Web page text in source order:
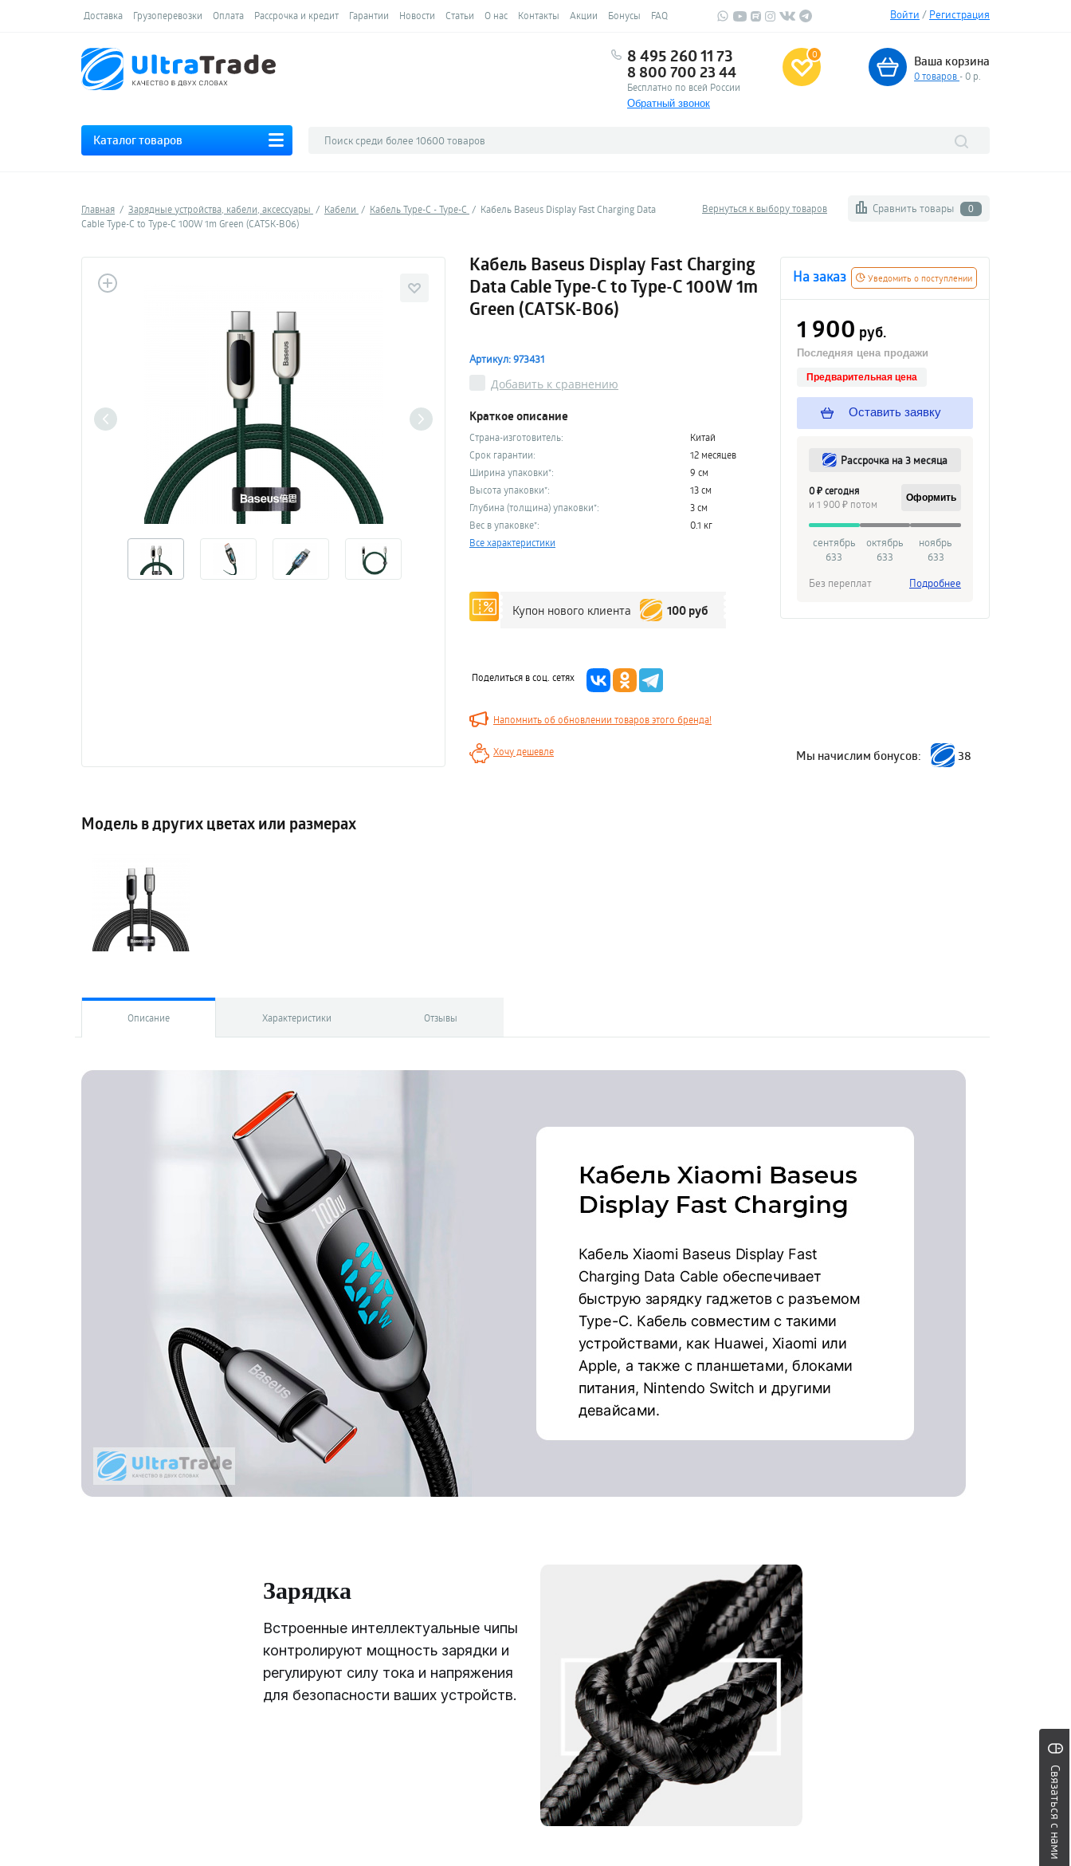
Связаться с нами
Доставка Грузоперевозки Оплата Рассрочка и кредит Гарантии Новости Статьи О нас Контакты Акции Бонусы FAQ Войти / Регистрация
8 495 260 11 73
8 800 700 23 44
Бесплатно по всей России
Обратный звонок
0 Ваша корзина
0товаров - 0 р.
Каталог товаров
Вернуться к выбору товаров Сравнить товары 0
Главная Зарядные устройства, кабели, аксессуары Кабели Кабель Type-C - Type-C
Кабель Baseus Display Fast Charging Data
Cable Type-C to Type-C 100W 1m Green (CATSK-B06)
Кабель Baseus Display Fast Charging
Data Cable Type-C to Type-C 100W 1m
Green (CATSK-B06)
Артикул: 973431
Добавить к сравнению
Краткое описание
Страна-изготовитель:
Китай
Срок гарантии:
12 месяцев
Ширина упаковки*:
9 см
Высота упаковки*:
13 см
Глубина (толщина) упаковки*:
3 см
Вес в упаковке*:
0.1 кг
Все характеристики
Купон нового клиента 100 руб
Поделиться в соц. сетях
Напомнить об обновлении товаров этого бренда!
Хочу дешевле
Уведомить о поступлении
На заказ
1 900 руб.
Последняя цена продажи
Предварительная цена
Оставить заявку
Рассрочка на 3 месяца
0 ₽ сегодня
и 1 900 ₽ потом
Оформить
сентябрь
633
октябрь
633
ноябрь
633
Без переплат
Подробнее
Мы начислим бонусов: 38
Модель в других цветах или размерах
Описание Характеристики Отзывы
Зарядка
Встроенные интеллектуальные чипы
контролируют мощность зарядки и
регулируют силу тока и напряжения
для безопасности ваших устройств.